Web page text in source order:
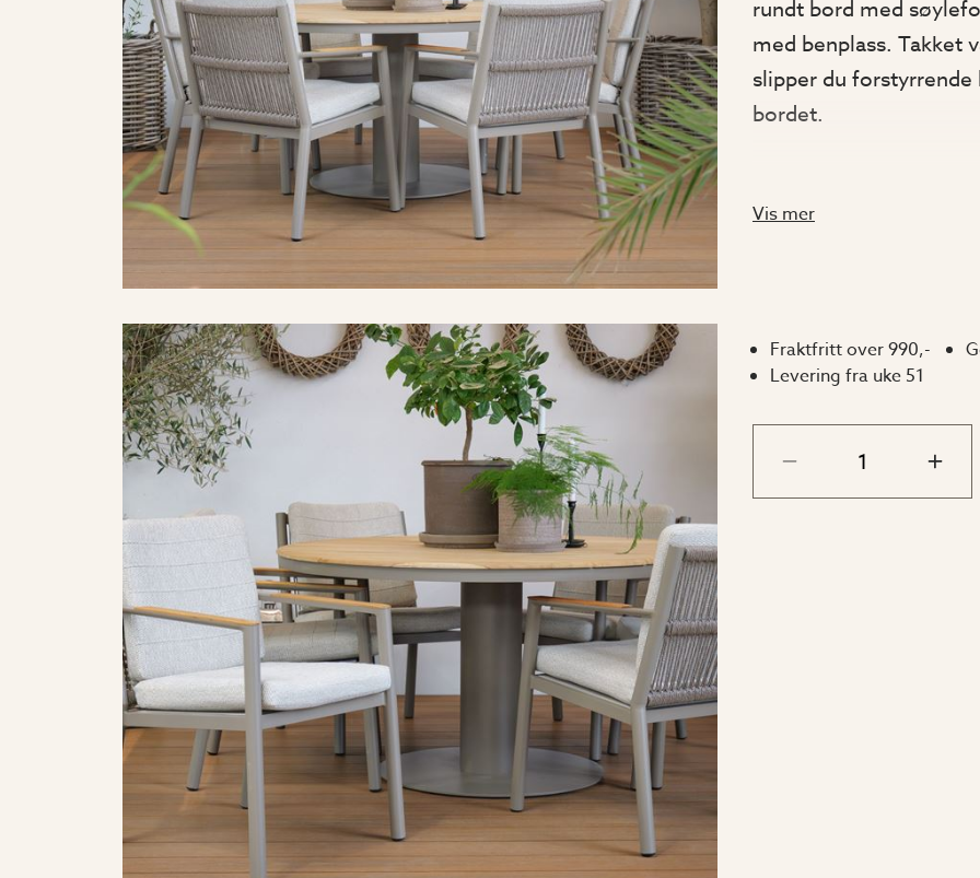
rundt bord med
med benplass. Takket
slipper du
bordet.
moderne fargen
kvalitet og bærekraft.
Chicory spisebord
spisestol, men egner
andre hagestoler fra
Vis mer
Fraktfritt over 990,-
Levering fra uke 51